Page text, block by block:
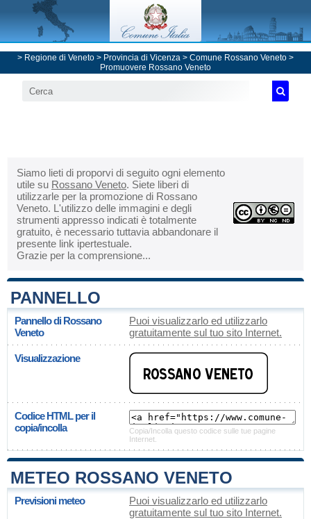
> Regione di Veneto > Provincia di Vicenza > Comune Rossano Veneto >
Promuovere Rossano Veneto
Siamo lieti di proporvi di seguito ogni elemento
utile su Rossano Veneto. Siete liberi di
utilizzarle per la promozione di Rossano
Veneto. L'utilizzo delle immagini e degli
strumenti appresso indicati è totalmente
gratuito, è necessario tuttavia abbandonare il
presente link ipertestuale.
Grazie per la comprensione...
PANNELLO
Pannello di Rossano
Veneto
Puoi visualizzarlo ed utilizzarlo
gratuitamente sul tuo sito Internet.
Visualizzazione
Codice HTML per il
copia/incolla
Copia/Incolla questo codice sulle tue pagine
Internet.
METEO ROSSANO VENETO
Previsioni meteo
Puoi visualizzarlo ed utilizzarlo
gratuitamente sul tuo sito Internet.